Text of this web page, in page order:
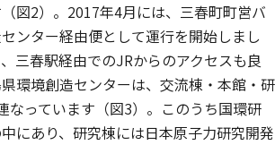
図2）。2017年4月には、三春町町営バ
ンター経由便として運行を開始しまし
三春駅経由でのJRからのアクセスも良
環境創造センターは、交流棟・本館・研
なっています（図3）。このうち国環研
にあり、研究棟には日本原子力研究開発